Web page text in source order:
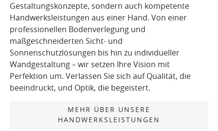
Gestaltungskonzepte, sondern auch kompetente
Handwerksleistungen aus einer Hand. Von einer
professionellen Bodenverlegung und
maßgeschneiderten Sicht- und
Sonnenschutzlösungen bis hin zu individueller
Wandgestaltung – wir setzen Ihre Vision mit
Perfektion um. Verlassen Sie sich auf Qualität, die
beeindruckt, und Optik, die begeistert.
MEHR ÜBER UNSERE
HANDWERKSLEISTUNGEN